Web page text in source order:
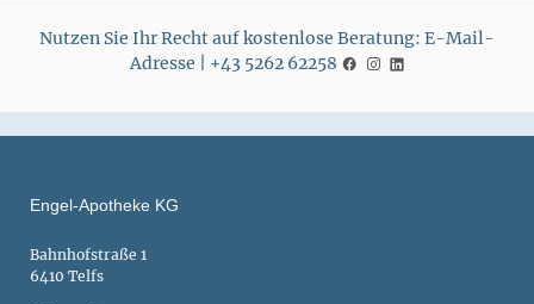
Nutzen Sie Ihr Recht auf kostenlose Beratung: E-Mail-
Adresse | +43 5262 62258
Engel-Apotheke KG
Bahnhofstraße 1
6410 Telfs